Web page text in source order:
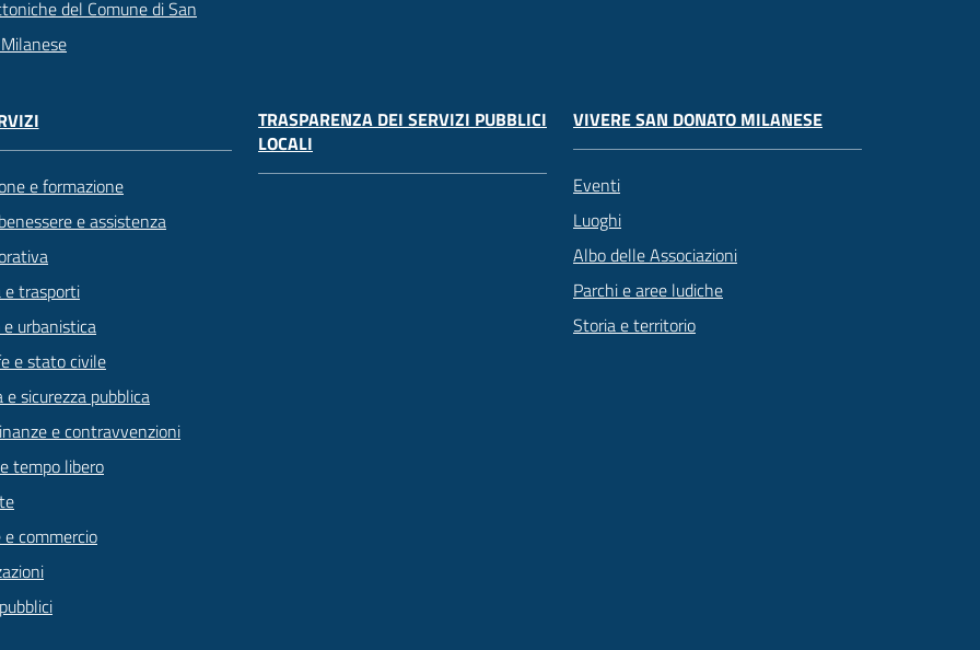
del Comune di San
e formazione
e assistenza
e trasporti
urbanistica
e stato civile
e sicurezza pubblica
e contravvenzioni
tempo libero
e commercio
TRASPARENZA DEI SERVIZI PUBBLICI
LOCALI
VIVERE SAN DONATO MILANESE
Eventi
Luoghi
Albo delle Associazioni
Parchi e aree ludiche
Storia e territorio